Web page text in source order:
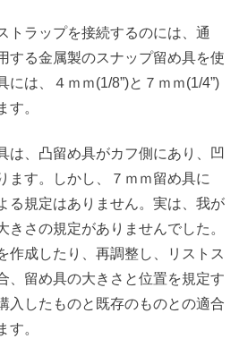
トラップを接続するのには、通
する金属製のスナップ留め具を使
には、４ｍｍ(1/8”)と７ｍｍ(1/4”)
す。
は、凸留め具がカフ側にあり、凹
ます。しかし、７ｍｍ留め具に
る規定はありません。実は、我が
きさの規定がありませんでした。
作成したり、再調整し、リストス
、留め具の大きさと位置を規定す
入したものと既存のものとの適合
す。